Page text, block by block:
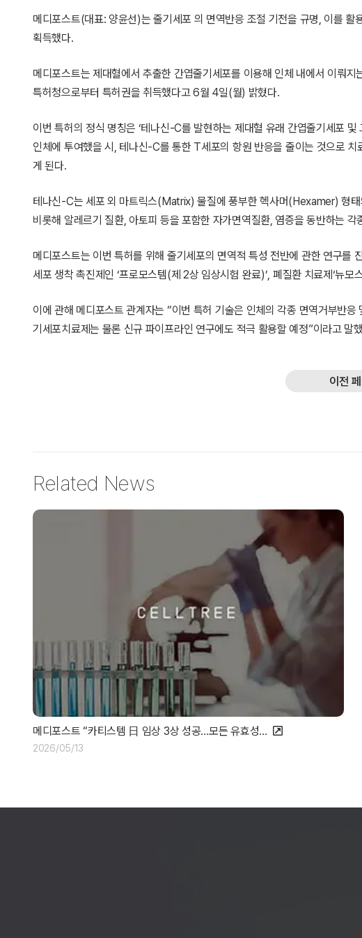
메디포스트(대표: 양윤선)는 줄기세포 의 면역반응 조절 기전을 규명, 이를
획득했다.
메디포스트는 제대혈에서 추출한 간엽줄기세포를 이용해 인체 내에서 이뤄
특허청으로부터 특허권을 취득했다고 6월 4일(월) 밝혔다.
이번 특허의 정식 명칭은 ‘테나신-C를 발현하는 제대혈 유래 간엽줄기세포
인체에 투여했을 시, 테나신-C를 통한 T세포의 항원 반응을 줄이는 것으로
게 된다.
테나신-C는 세포 외 마트릭스(Matrix) 물질에 풍부한 헥사머(Hexamer) 형
비롯해 알레르기 질환, 아토피 등을 포함한 자가면역질환, 염증을 동반하는
메디포스트는 이번 특허를 위해 줄기세포의 면역적 특성 전반에 관한 연구를
세포 생착 촉진제인 ‘프로모스템(제 2상 임상시험 완료)’, 폐질환 치료제‘뉴
이에 관해 메디포스트 관계자는 “이번 특허 기술은 인체의 각종 면역거부반
기세포치료제는 물론 신규 파이프라인 연구에도 적극 활용할 예정”이라고 말
이전 페
Related News
메디포스트 “카티스템 日 임상 3상 성공…모든 유효성…
2026/05/13